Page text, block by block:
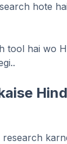
hote
tool hai wo